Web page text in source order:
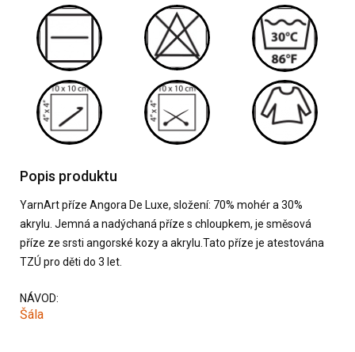
Popis produktu
YarnArt příze Angora De Luxe, složení: 70% mohér a 30%
akrylu. Jemná a nadýchaná příze s chloupkem, je směsová
příze ze srsti angorské kozy a akrylu.Tato příze je atestována
TZÚ pro děti do 3 let.
NÁVOD:
Šála